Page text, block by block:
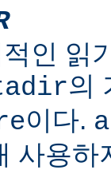
인 읽
의
이다.
사용하